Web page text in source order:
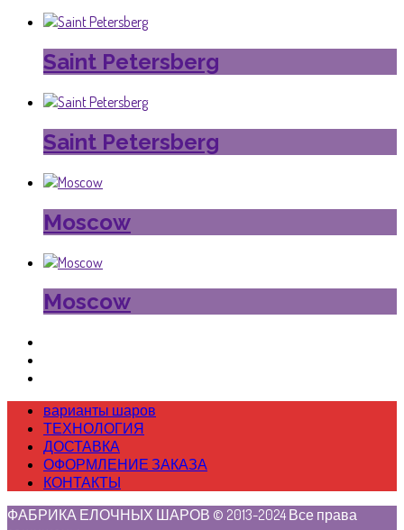
Saint Petersberg
Saint Petersberg
Moscow
Moscow
варианты шаров
ТЕХНОЛОГИЯ
ДОСТАВКА
ОФОРМЛЕНИЕ ЗАКАЗА
КОНТАКТЫ
ФАБРИКА ЕЛОЧНЫХ ШАРОВ © 2013-2024 Все права